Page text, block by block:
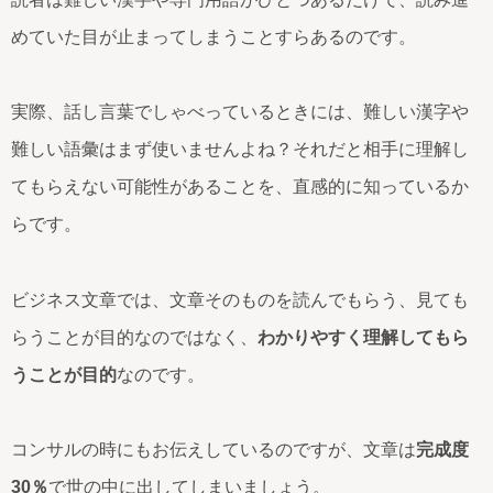
めていた目が止まってしまうことすらあるのです。
実際、話し言葉でしゃべっているときには、難しい漢字や
難しい語彙はまず使いませんよね？それだと相手に理解し
てもらえない可能性があることを、直感的に知っているか
らです。
ビジネス文章では、文章そのものを読んでもらう、見ても
らうことが目的なのではなく、 わかりやすく理解してもら
うことが目的なのです。
コンサルの時にもお伝えしているのですが、文章は完成度
30％で世の中に出してしまいましょう。